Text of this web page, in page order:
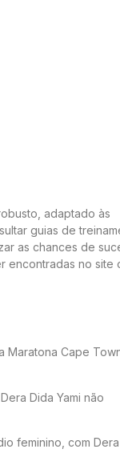
adaptado às
guias de
as chances de
encontradas no site
Maratona Cape
Dida Yami não
feminino, com